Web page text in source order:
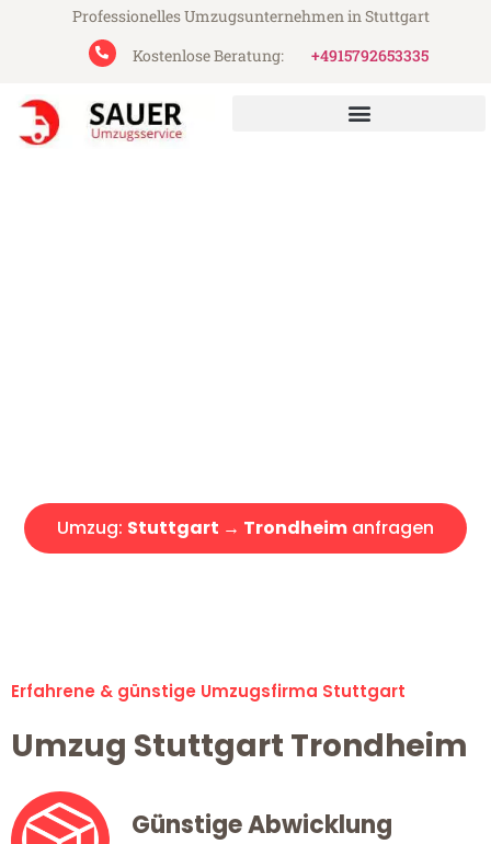
Professionelles Umzugsunternehmen in Stuttgart
Kostenlose Beratung:
+4915792653335
Umzug: Stuttgart → Trondheim anfragen
Erfahrene & günstige Umzugsfirma Stuttgart
Umzug Stuttgart Trondheim
Günstige Abwicklung